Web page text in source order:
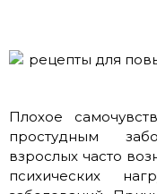
Плохое
простудным
взрослых часто
психических